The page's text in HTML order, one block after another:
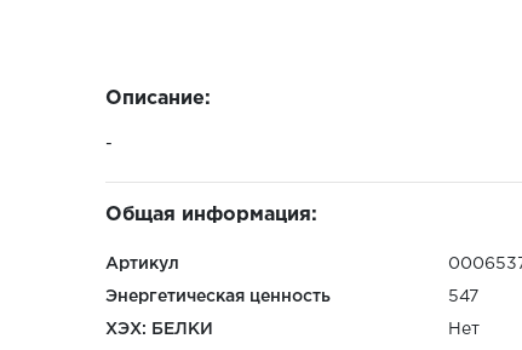
Описание:
-
Общая информация:
Артикул
Энергетическая ценность 547
ХЭХ: БЕЛКИ Нет